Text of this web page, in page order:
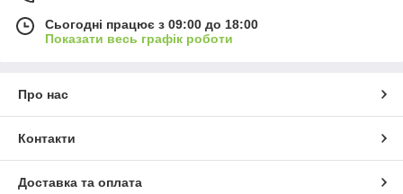
Сьогодні працює з 09:00 до 18:00
Показати весь графік роботи
Про нас
Контакти
Доставка та оплата